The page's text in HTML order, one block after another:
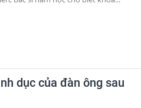
dục của đàn ông sau